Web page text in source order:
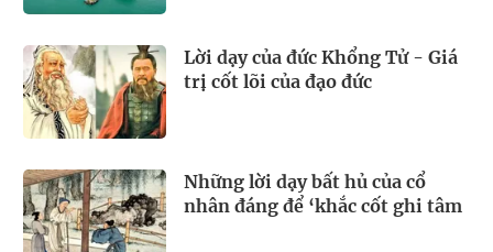
Lời dạy của đức Khổng Tử - Giá
trị cốt lõi của đạo đức
Những lời dạy bất hủ của cổ
nhân đáng để ‘khắc cốt ghi tâm